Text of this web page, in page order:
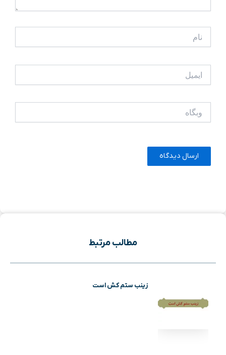
مطالب مرتبط
زینب ستم کش است